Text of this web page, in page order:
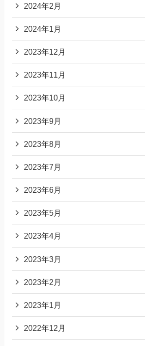
2024年2月
2024年1月
2023年12月
2023年11月
2023年10月
2023年9月
2023年8月
2023年7月
2023年6月
2023年5月
2023年4月
2023年3月
2023年2月
2023年1月
2022年12月